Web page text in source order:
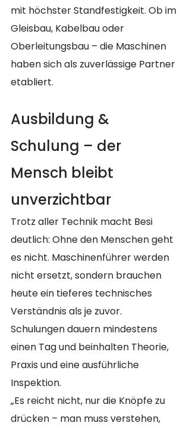
mit höchster Standfestigkeit. Ob im
Gleisbau, Kabelbau oder
Oberleitungsbau – die Maschinen
haben sich als zuverlässige Partner
etabliert.
Ausbildung &
Schulung – der
Mensch bleibt
unverzichtbar
Trotz aller Technik macht Besi
deutlich: Ohne den Menschen geht
es nicht. Maschinenführer werden
nicht ersetzt, sondern brauchen
heute ein tieferes technisches
Verständnis als je zuvor.
Schulungen dauern mindestens
einen Tag und beinhalten Theorie,
Praxis und eine ausführliche
Inspektion.
„Es reicht nicht, nur die Knöpfe zu
drücken – man muss verstehen,